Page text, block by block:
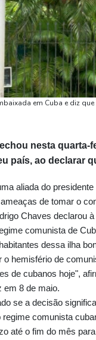
em Cuba e diz
nesta quarta-
país, ao declarar
aliada do
de tomar o
Chaves declarou
comunista de
dessa ilha
o hemisfério de
de cubanos hoje",
em 8 de maio.
se a decisão
comunista
até o fim do mês